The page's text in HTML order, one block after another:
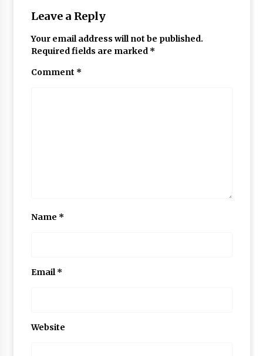
Leave a Reply
Your email address will not be published.
Required fields are marked *
Comment *
Name *
Email*
Website